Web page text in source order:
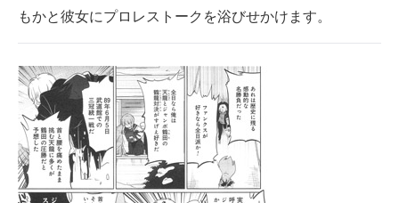
もかと彼女にプロレストークを浴びせかけます。